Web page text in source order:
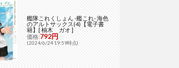
艦隊これくしょん -艦これ- 海色
のアルトサックス(4)【電子書
籍】[ 柚木 ガオ ]
価格:792円
(2024/6/24 19:59時点)